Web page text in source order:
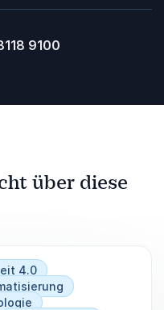
9100
über diese
4.0